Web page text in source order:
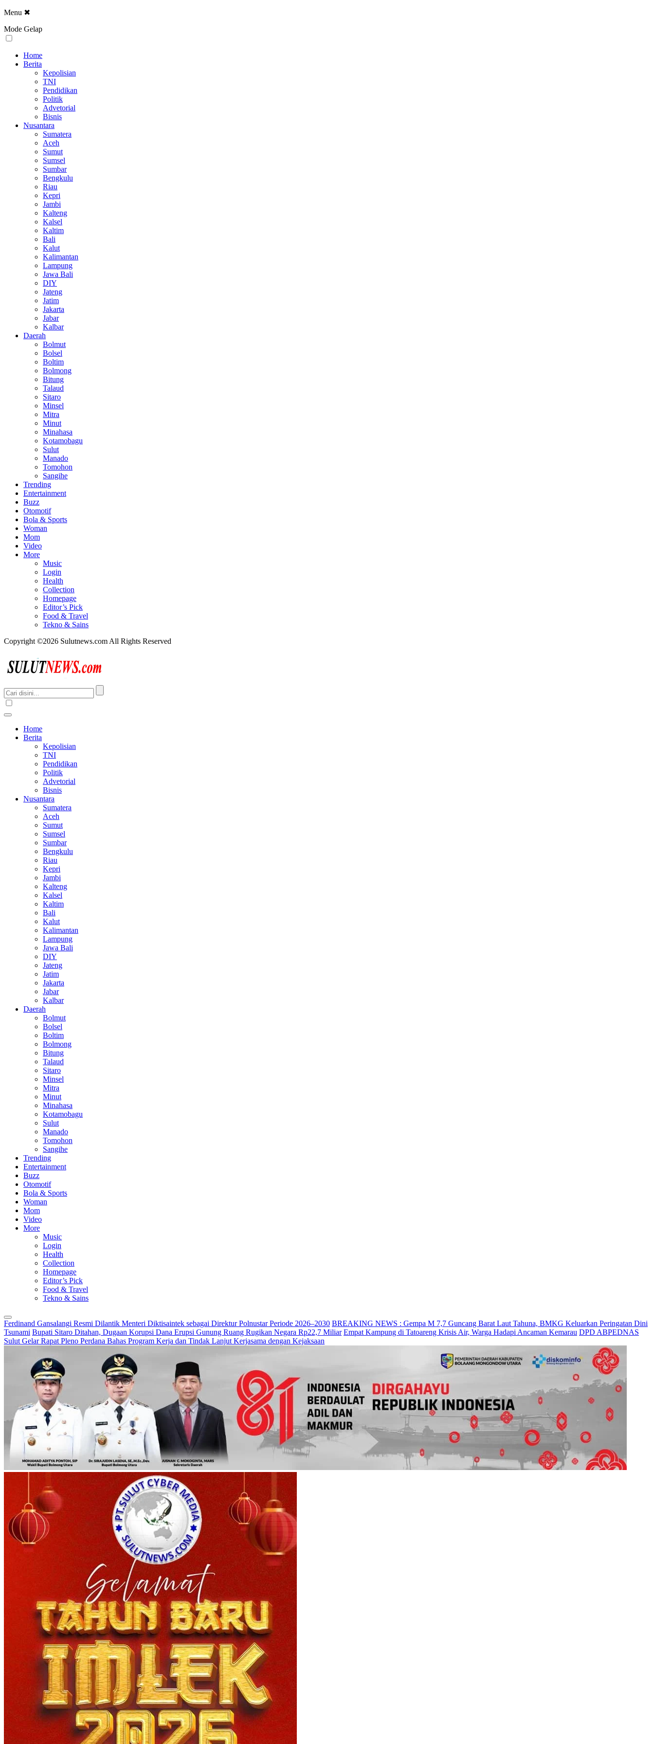
Menu ✖
Mode Gelap
Home
Berita
Kepolisian
TNI
Pendidikan
Politik
Advetorial
Bisnis
Nusantara
Sumatera
Aceh
Sumut
Sumsel
Sumbar
Bengkulu
Riau
Kepri
Jambi
Kalteng
Kalsel
Kaltim
Bali
Kalut
Kalimantan
Lampung
Jawa Bali
DIY
Jateng
Jatim
Jakarta
Jabar
Kalbar
Daerah
Bolmut
Bolsel
Boltim
Bolmong
Bitung
Talaud
Sitaro
Minsel
Mitra
Minut
Minahasa
Kotamobagu
Sulut
Manado
Tomohon
Sangihe
Trending
Entertainment
Buzz
Otomotif
Bola & Sports
Woman
Mom
Video
More
Music
Login
Health
Collection
Homepage
Editor’s Pick
Food & Travel
Tekno & Sains
Copyright ©2026 Sulutnews.com All Rights Reserved
Home
Berita
Kepolisian
TNI
Pendidikan
Politik
Advetorial
Bisnis
Nusantara
Sumatera
Aceh
Sumut
Sumsel
Sumbar
Bengkulu
Riau
Kepri
Jambi
Kalteng
Kalsel
Kaltim
Bali
Kalut
Kalimantan
Lampung
Jawa Bali
DIY
Jateng
Jatim
Jakarta
Jabar
Kalbar
Daerah
Bolmut
Bolsel
Boltim
Bolmong
Bitung
Talaud
Sitaro
Minsel
Mitra
Minut
Minahasa
Kotamobagu
Sulut
Manado
Tomohon
Sangihe
Trending
Entertainment
Buzz
Otomotif
Bola & Sports
Woman
Mom
Video
More
Music
Login
Health
Collection
Homepage
Editor’s Pick
Food & Travel
Tekno & Sains
Ferdinand Gansalangi Resmi Dilantik Menteri Diktisaintek sebagai Direktur Polnustar Periode 2026–2030 BREAKING NEWS : Gempa M 7,7 Guncang Barat Laut Tahuna, BMKG Keluarkan Peringatan Dini
Tsunami Bupati Sitaro Ditahan, Dugaan Korupsi Dana Erupsi Gunung Ruang Rugikan Negara Rp22,7 Miliar Empat Kampung di Tatoareng Krisis Air, Warga Hadapi Ancaman Kemarau DPD ABPEDNAS
Sulut Gelar Rapat Pleno Perdana Bahas Program Kerja dan Tindak Lanjut Kerjasama dengan Kejaksaan